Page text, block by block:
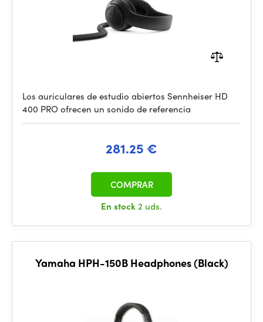
Los auriculares de estudio abiertos Sennheiser HD
400 PRO ofrecen un sonido de referencia
281.25 €
En stock2 uds.
COMPRAR
Yamaha HPH-150B Headphones (Black)